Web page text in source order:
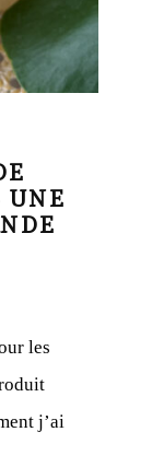
UNE
les
j’ai